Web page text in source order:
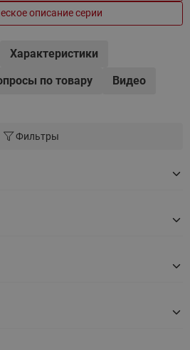
описание серии
Характеристики
по товару Видео
Фильтры